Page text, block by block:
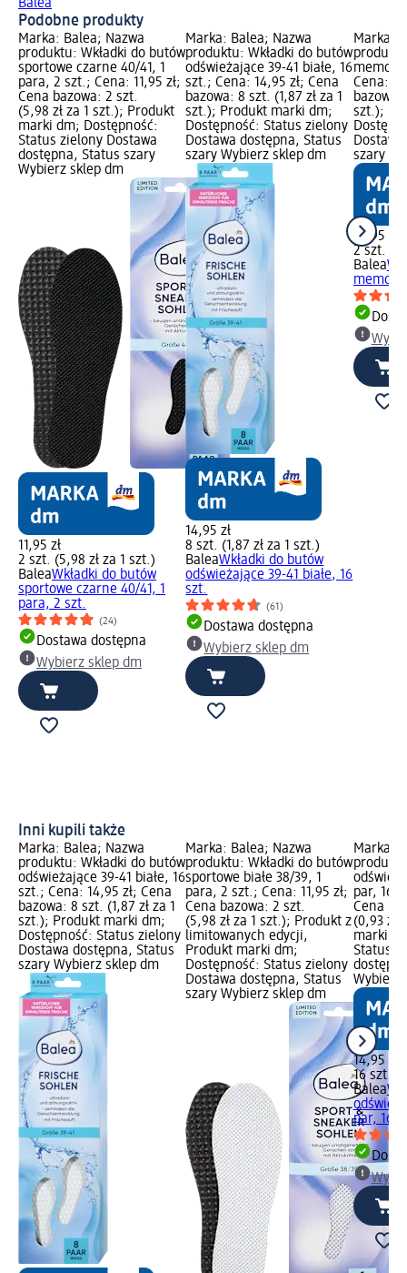
Balea
Podobne produkty
Marka: Balea; Nazwa
produktu: Wkładki do butów
sportowe czarne 40/41, 1
para, 2 szt.; Cena: 11,95 zł;
Cena bazowa: 2 szt.
(5,98 zł za 1 szt.); Produkt
marki dm; Dostępność:
Status zielony Dostawa
dostępna, Status szary
Wybierz sklep dm
11,95 zł
2 szt. (5,98 zł za 1 szt.)
BaleaWkładki do butów
sportowe czarne 40/41, 1
para, 2 szt.
(24)
Dostawa dostępna
Wybierz sklep dm
Marka: Balea; Nazwa
produktu: Wkładki do butów
odświeżające 39-41 białe, 16
szt.; Cena: 14,95 zł; Cena
bazowa: 8 szt. (1,87 zł za 1
szt.); Produkt marki dm;
Dostępność: Status zielony
Dostawa dostępna, Status
szary Wybierz sklep dm
14,95 zł
8 szt. (1,87 zł za 1 szt.)
BaleaWkładki do butów
odświeżające 39-41 białe, 16
szt.
(61)
Dostawa dostępna
Wybierz sklep dm
Marka:
memory
Cena:
bazowa:
szt.);
szary
15,95 zł
2 szt.
Balea
memory
Inni kupili także
Marka: Balea; Nazwa
produktu: Wkładki do butów
odświeżające 39-41 białe, 16
szt.; Cena: 14,95 zł; Cena
bazowa: 8 szt. (1,87 zł za 1
szt.); Produkt marki dm;
Dostępność: Status zielony
Dostawa dostępna, Status
szary Wybierz sklep dm
Marka: Balea; Nazwa
produktu: Wkładki do butów
sportowe białe 38/39, 1
para, 2 szt.; Cena: 11,95 zł;
Cena bazowa: 2 szt.
(5,98 zł za 1 szt.); Produkt z
limitowanych edycji,
Produkt marki dm;
Dostępność: Status zielony
Dostawa dostępna, Status
szary Wybierz sklep dm
Marka:
par, 16
Cena
(0,93 zł
marki
Status
Wybierz
14,95 zł
16 szt.
Balea
par, 16